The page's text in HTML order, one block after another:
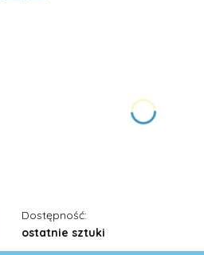
Dostępność:
ostatnie sztuki